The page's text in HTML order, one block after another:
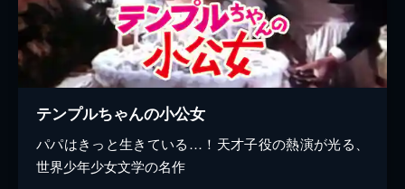
テンプルちゃんの小公女
パパはきっと生きている…！天才子役の熱演が光る、
世界少年少女文学の名作